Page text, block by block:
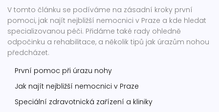
V tomto článku se podíváme na zásadní kroky první
pomoci, jak najít nejbližší nemocnici v Praze a kde hledat
specializovanou péči. Přidáme také rady ohledně
odpočinku a rehabilitace, a několik tipů jak úrazům nohou
předcházet.
První pomoc při úrazu nohy
Jak najít nejbližší nemocnici v Praze
Speciální zdravotnická zařízení a kliniky